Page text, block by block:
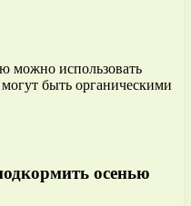
можно использовать
быть органическими
осенью